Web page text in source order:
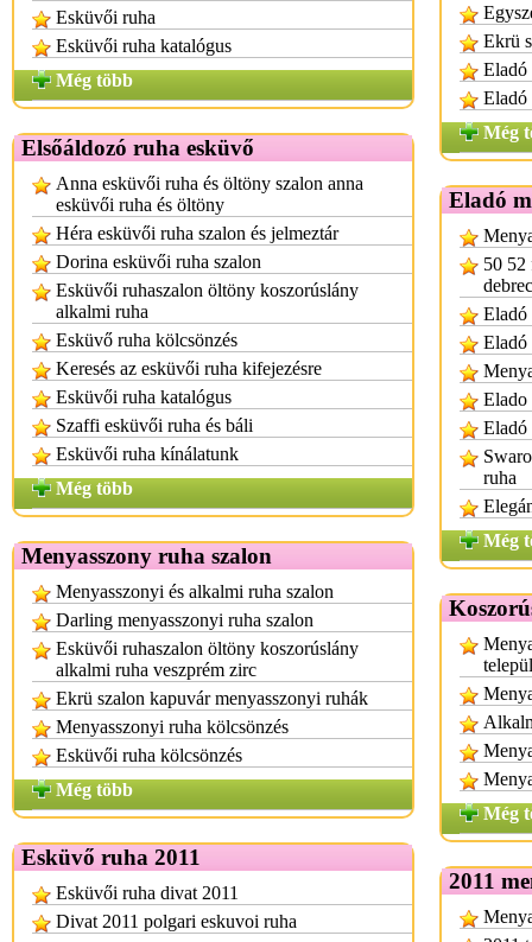
Esküvői ruha
Esküvői ruha katalógus
Még több
Elsőáldozó ruha esküvő
Anna esküvői ruha és öltöny szalon anna
esküvői ruha és öltöny
Héra esküvői ruha szalon és jelmeztár
Dorina esküvői ruha szalon
Esküvői ruhaszalon öltöny koszorúslány
alkalmi ruha
Esküvő ruha kölcsönzés
Keresés az esküvői ruha kifejezésre
Esküvői ruha katalógus
Szaffi esküvői ruha és báli
Esküvői ruha kínálatunk
Még több
Menyasszony ruha szalon
Menyasszonyi és alkalmi ruha szalon
Darling menyasszonyi ruha szalon
Esküvői ruhaszalon öltöny koszorúslány
alkalmi ruha veszprém zirc
Ekrü szalon kapuvár menyasszonyi ruhák
Menyasszonyi ruha kölcsönzés
Esküvői ruha kölcsönzés
Még több
Esküvő ruha 2011
Esküvői ruha divat 2011
Divat 2011 polgari eskuvoi ruha
Ekrü
Eladó
Eladó
Még
Eladó
50 52
Eladó
Eladó
Elado
Eladó
ruha
Még
Még
2011